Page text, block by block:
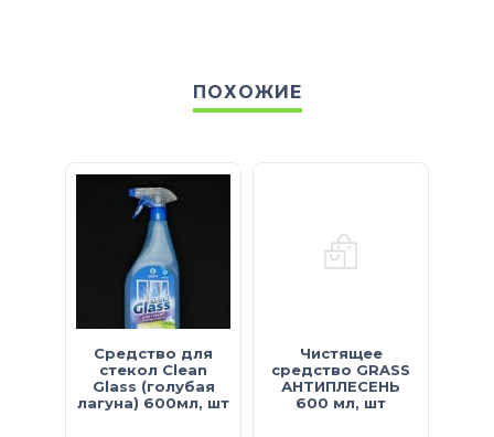
ПОХОЖИЕ
Средство для
стекол Clean
Glass (голубая
лагуна) 600мл, шт
Чистящее
средство GRASS
АНТИПЛЕСЕНЬ
600 мл, шт